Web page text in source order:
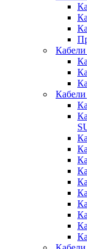
Кабели
Кабели